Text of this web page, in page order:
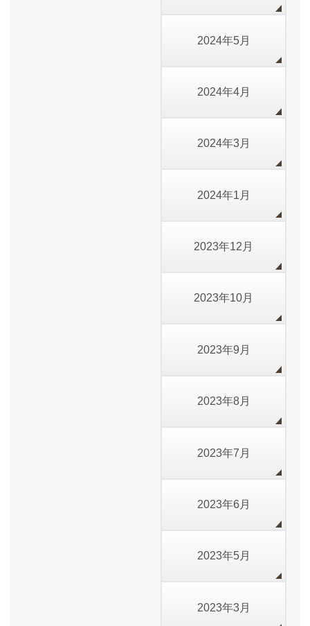
2024年5月
2024年4月
2024年3月
2024年1月
2023年12月
2023年10月
2023年9月
2023年8月
2023年7月
2023年6月
2023年5月
2023年3月